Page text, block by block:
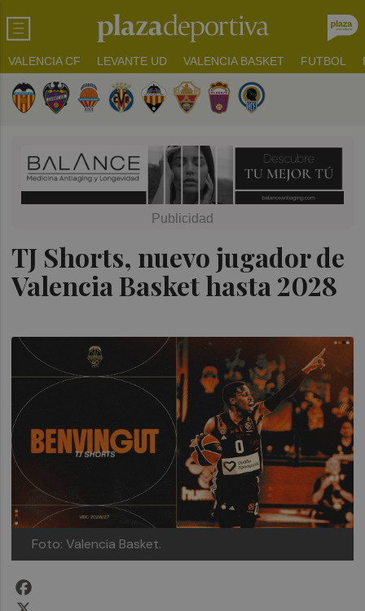
VALENCIA CF LEVANTE UD VALENCIA BASKET FUTBOL
TJ Shorts, nuevo jugador de
Valencia Basket hasta 2028
Foto: Valencia Basket.